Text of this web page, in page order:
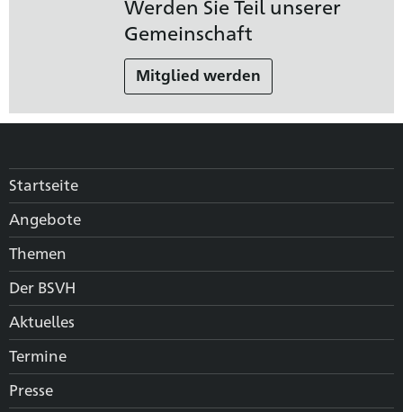
Werden Sie Teil unserer
Gemeinschaft
Mitglied werden
Startseite
Angebote
Themen
Der BSVH
Aktuelles
Termine
Presse